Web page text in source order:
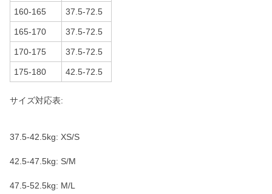
160-165 37.5-72.5
165-170 37.5-72.5
170-175 37.5-72.5
175-180 42.5-72.5
サイズ対応表:
37.5-42.5kg: XS/S
42.5-47.5kg: S/M
47.5-52.5kg: M/L